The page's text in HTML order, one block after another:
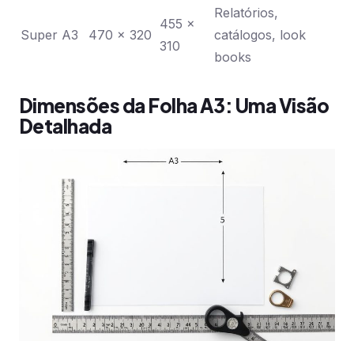
Super A3 470 x 320
455 x
310
Relatórios,
catálogos, look
books
Dimensões da Folha A3: Uma Visão
Detalhada